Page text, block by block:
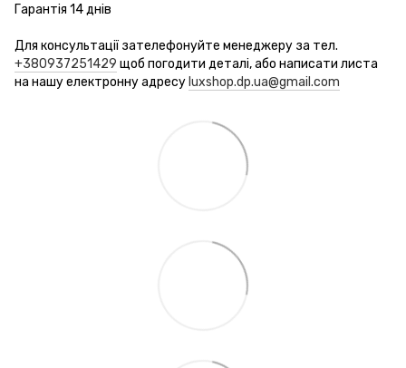
Гарантія 14 днів
Для консультації зателефонуйте менеджеру за тел.
+380937251429 щоб погодити деталі, або написати листа
на нашу електронну адресу luxshop.dp.ua@gmail.com